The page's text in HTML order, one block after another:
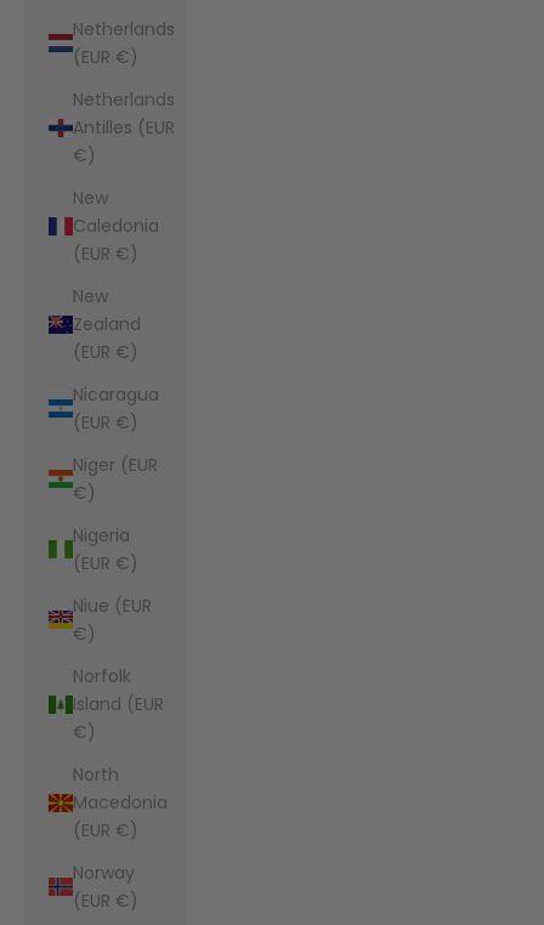
Netherlands
(EUR €)
Netherlands
Antilles (EUR
€)
New
Caledonia
(EUR €)
New
Zealand
(EUR €)
Nicaragua
(EUR €)
Niger (EUR
€)
Nigeria
(EUR €)
Niue (EUR
€)
Norfolk
Island (EUR
€)
North
Macedonia
(EUR €)
Norway
(EUR €)